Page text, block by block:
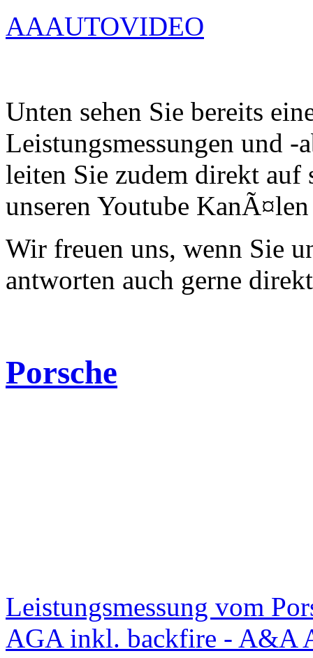
AAAUTOVIDEO
Unten sehen Sie bereits
Leistungsmessungen und -
leiten Sie zudem direkt auf
unseren Youtube
Wir freuen uns, wenn Sie
antworten auch gerne
Porsche
Leistungsmessung vom
AGA inkl. backfire - A&A